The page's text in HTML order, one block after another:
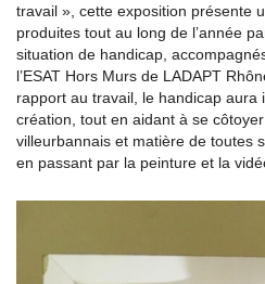
travail », cette exposition présente
produites tout au long de l’année
situation de handicap,
l’ESAT Hors Murs de LADAPT
rapport au travail, le handicap aura
création, tout en aidant à se
villeurbannais et matière de toutes
en passant par la peinture et la